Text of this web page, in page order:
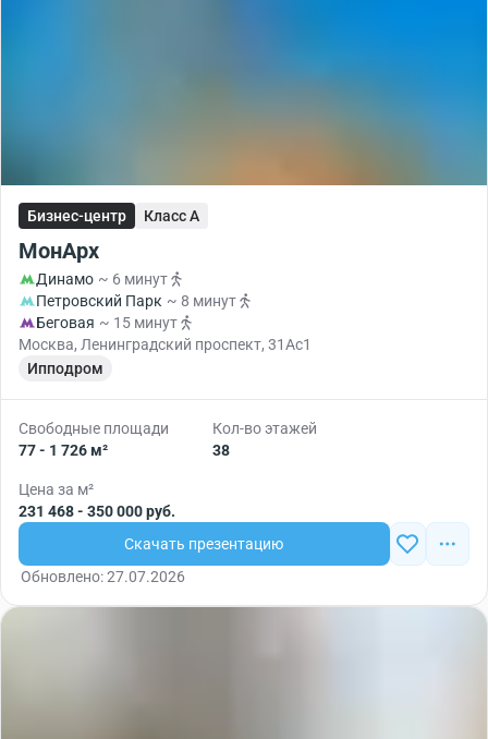
Бизнес-центр Класс A
МонАрх
Динамо ~ 6 минут
Петровский Парк ~ 8 минут
Беговая ~ 15 минут
Москва, Ленинградский проспект, 31Ас1
Ипподром
Свободные площади
77 - 1 726 м²
Кол-во этажей
38
Цена за м²
231 468 - 350 000 руб.
Скачать презентацию
Обновлено: 27.07.2026